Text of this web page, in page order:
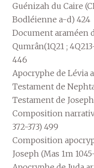
Guénizah du Caire
Bodléienne a-d) 424
Document araméen
Qumrân(1Q21 ;
446
Apocryphe de Lévia
Testament de
Testament de
Composition
372-373) 499
Composition
Joseph (Mas 1m